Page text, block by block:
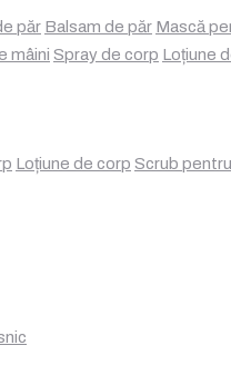
păr Balsam de păr Mască
mâini Spray de corp Loțiune
Loțiune de corp Scrub